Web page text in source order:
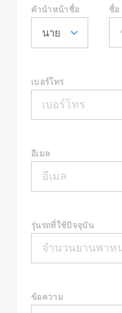
คำนำหน้าชื่อ ชื่อ
เบอร์โทร
อีเมล
รุ่นรถที่ใช้ปัจจุบัน
ข้อความ